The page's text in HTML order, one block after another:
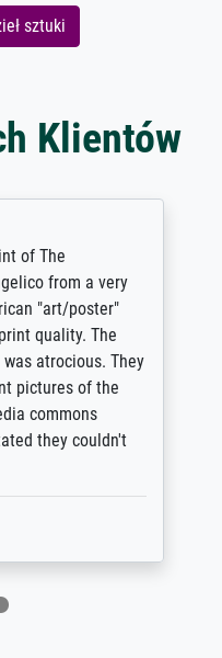
sztuki
Klientów
of The
from a very
"art/poster"
quality. The
atrocious. They
pictures of the
commons
they couldn't